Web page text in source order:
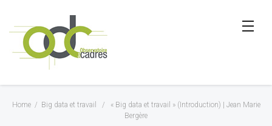
Home / Big data et travail /
« Big data et travail » (Introduction) | Jean Marie
Bergère